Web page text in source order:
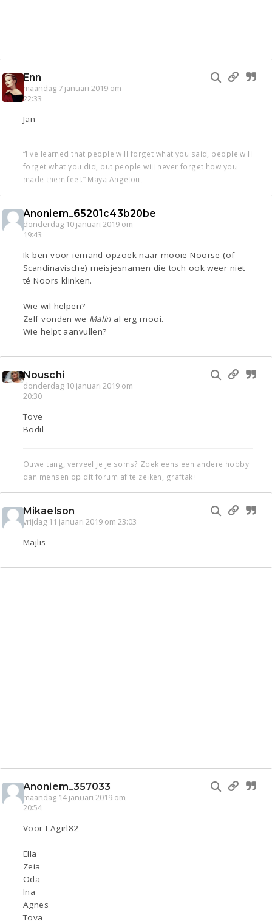
Enn
maandag 7 januari 2019 om
22:33
Jan
“I've learned that people will forget what you said, people will
forget what you did, but people will never forget how you
made them feel.” Maya Angelou.
Anoniem_65201c43b20be
donderdag 10 januari 2019 om
19:43
Ik ben voor iemand opzoek naar mooie Noorse (of
Scandinavische) meisjesnamen die toch ook weer niet
té Noors klinken.
Wie wil helpen?
Zelf vonden we Malinal erg mooi.
Wie helpt aanvullen?
Nouschi
donderdag 10 januari 2019 om
20:30
Tove
Bodil
Ouwe tang, verveel je je soms? Zoek eens een andere hobby
dan mensen op dit forum af te zeiken, graftak!
Mikaelson
vrijdag 11 januari 2019 om 23:03
Majlis
Anoniem_357033
maandag 14 januari 2019 om
20:54
Voor LAgirl82
Ella
Zeia
Oda
Ina
Agnes
Tova